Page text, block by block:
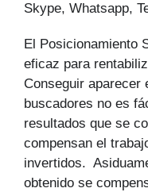
Skype, Whatsapp,
El Posicionamiento
eficaz para
Conseguir aparecer
buscadores no es
resultados que se
compensan el
invertidos.
obtenido se